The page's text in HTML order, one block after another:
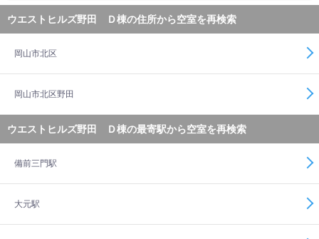
ウエストヒルズ野田 Ｄ棟の住所から空室を再検索
岡山市北区
岡山市北区野田
ウエストヒルズ野田 Ｄ棟の最寄駅から空室を再検索
備前三門駅
大元駅